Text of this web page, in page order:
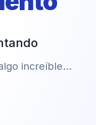
increíble...